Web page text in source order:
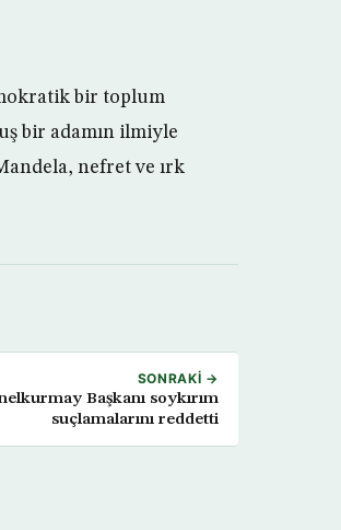
bir toplum
bir adamın ilmiyle
nefret ve ırk
SONRAKI →
Başkanı soykırım
suçlamalarını reddetti